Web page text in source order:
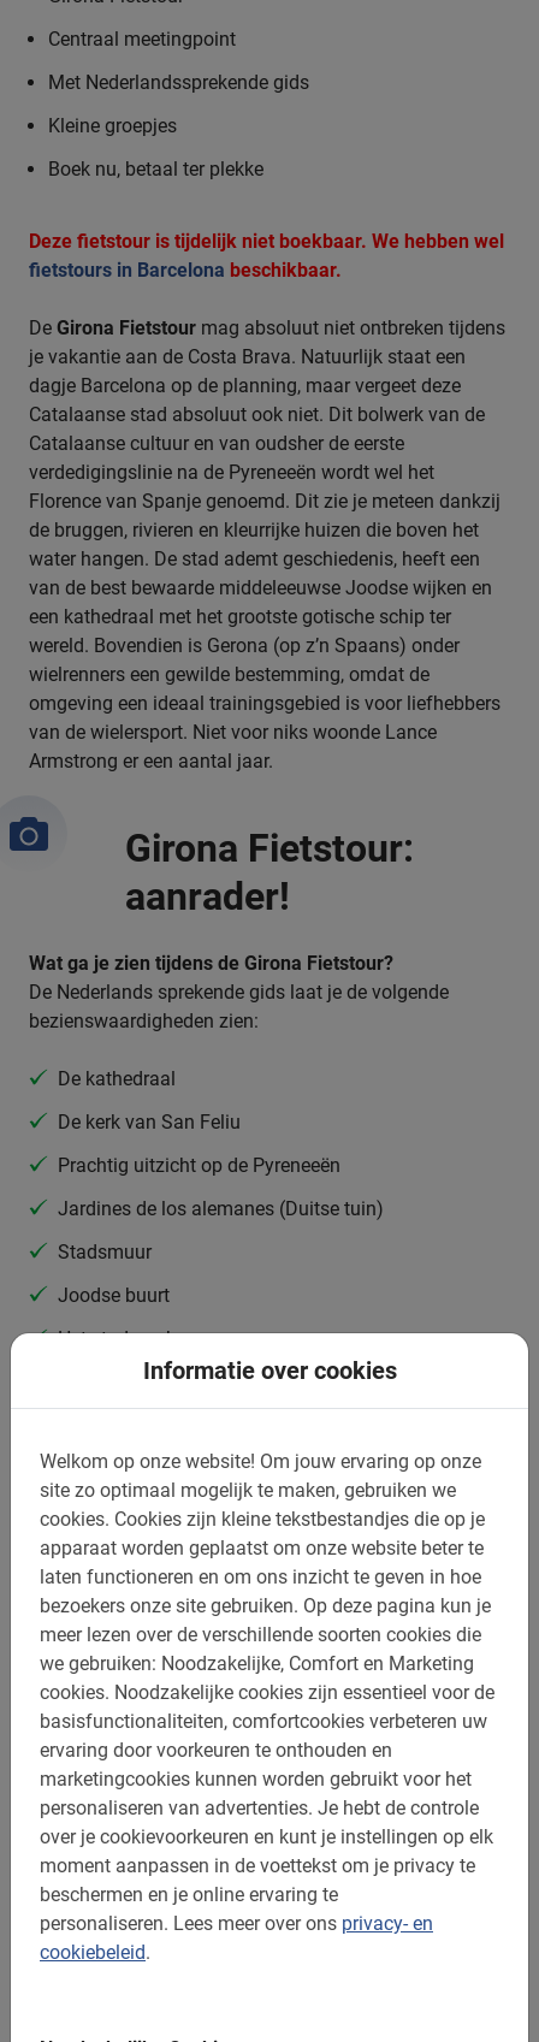
Informatie over cookies
Welkom op onze website! Om jouw ervaring op onze
site zo optimaal mogelijk te maken, gebruiken we
cookies. Cookies zijn kleine tekstbestandjes die op je
apparaat worden geplaatst om onze website beter te
laten functioneren en om ons inzicht te geven in hoe
bezoekers onze site gebruiken. Op deze pagina kun je
meer lezen over de verschillende soorten cookies die
we gebruiken: Noodzakelijke, Comfort en Marketing
cookies. Noodzakelijke cookies zijn essentieel voor de
basisfunctionaliteiten, comfortcookies verbeteren uw
ervaring door voorkeuren te onthouden en
marketingcookies kunnen worden gebruikt voor het
personaliseren van advertenties. Je hebt de controle
over je cookievoorkeuren en kunt je instellingen op elk
moment aanpassen in de voettekst om je privacy te
beschermen en je online ervaring te
personaliseren. Lees meer over ons privacy- en
cookiebeleid.
Centraal meetingpoint
Met Nederlandssprekende gids
Kleine groepjes
Boek nu, betaal ter plekke
Deze fietstour is tijdelijk niet boekbaar. We hebben wel
fietstours in Barcelona beschikbaar.
De Girona Fietstour mag absoluut niet ontbreken tijdens
je vakantie aan de Costa Brava. Natuurlijk staat een
dagje Barcelona op de planning, maar vergeet deze
Catalaanse stad absoluut ook niet. Dit bolwerk van de
Catalaanse cultuur en van oudsher de eerste
verdedigingslinie na de Pyreneeën wordt wel het
Florence van Spanje genoemd. Dit zie je meteen dankzij
de bruggen, rivieren en kleurrijke huizen die boven het
water hangen. De stad ademt geschiedenis, heeft een
van de best bewaarde middeleeuwse Joodse wijken en
een kathedraal met het grootste gotische schip ter
wereld. Bovendien is Gerona (op z’n Spaans) onder
wielrenners een gewilde bestemming, omdat de
omgeving een ideaal trainingsgebied is voor liefhebbers
van de wielersport. Niet voor niks woonde Lance
Armstrong er een aantal jaar.
Girona Fietstour:
aanrader!
Wat ga je zien tijdens de Girona Fietstour?
De Nederlands sprekende gids laat je de volgende
bezienswaardigheden zien:
De kathedraal
De kerk van San Feliu
Prachtig uitzicht op de Pyreneeën
Jardines de los alemanes (Duitse tuin)
Stadsmuur
Joodse buurt
Het stadspark
Plaza de la independencia
Universiteitsgebouw
De hangende huizen boven de rivier
De bruggen
Onze gids spreekt Nederlands en neemt je in 3 uur tijd
mee op avontuur door deze historische stad. Deze
gemoedelijke plaats heeft vele gezichten: mooie
winkelstraten, oude straatjes met gezellige retro-
winkeltjes, de typerende bogen met terrasjes eronder, de
Joodse wijk, het oude universiteitsgebouw en nog veel
meer. Natuurlijk maken we een stop bij de stadsmuur,
waar de gids bij de fietsen blijft wachten. Je hebt zelf de
gelegenheid om rustig de stadsmuur op te gaan en te
genieten van het mooie uitzicht over de stad, de
omliggende valei en de Pyreneeën op de achtergrond. In
het voorjaar zie je soms zelfs nog de sneeuw op de
bergtoppen liggen!